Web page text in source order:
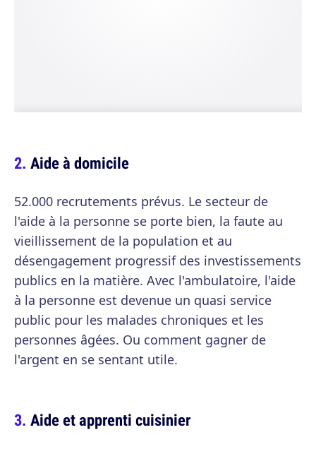
Aide à domicile
52.000 recrutements prévus. Le secteur de
l'aide à la personne se porte bien, la faute au
vieillissement de la population et au
désengagement progressif des investissements
publics en la matière. Avec l'ambulatoire, l'aide
à la personne est devenue un quasi service
public pour les malades chroniques et les
personnes âgées. Ou comment gagner de
l'argent en se sentant utile.
Aide et apprenti cuisinier